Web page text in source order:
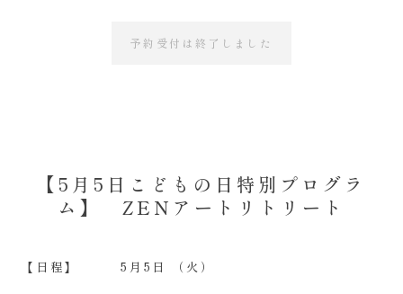
予約受付は終了しました
【5月5日こどもの日特別プログラ
ム】 ZENアートリトリート
【日程】 5月5日 （火）